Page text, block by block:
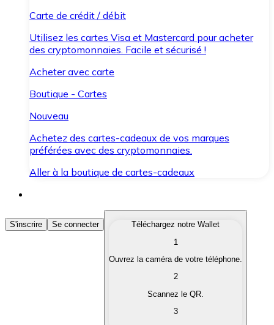
Carte de crédit / débit
Utilisez les cartes Visa et Mastercard pour acheter
des cryptomonnaies. Facile et sécurisé !
Acheter avec carte
Boutique - Cartes
Nouveau
Achetez des cartes-cadeaux de vos marques
préférées avec des cryptomonnaies.
Aller à la boutique de cartes-cadeaux
Acheter des Cryptomonnaies
Achetez les cryptomonnaies qui vous intéressent
Convertissez vos cryptomonnaies en monnaie
S'inscrire Se connecter
Téléchargez notre Wallet
1
Ouvrez la caméra de votre téléphone.
2
Scannez le QR.
3